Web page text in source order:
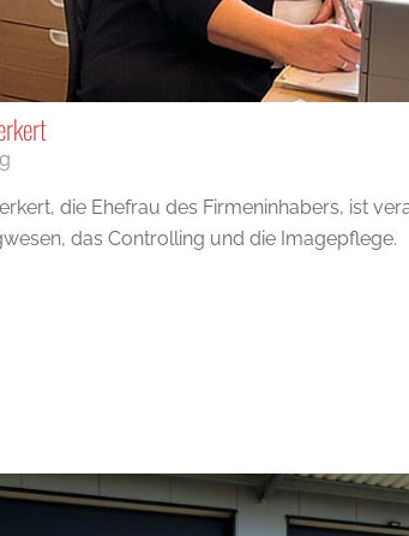
die Ehefrau des Firmeninhabers, ist
das Controlling und die Imagepflege.